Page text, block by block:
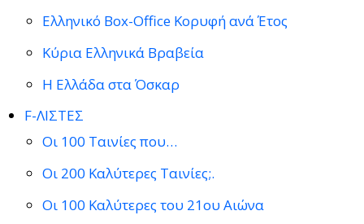
Ελληνικό Box-Office Κορυφή ανά Έτος
Κύρια Ελληνικά Βραβεία
Η Ελλάδα στα Όσκαρ
F-ΛΙΣΤΕΣ
Οι 100 Ταινίες που…
Οι 200 Καλύτερες Ταινίες;.
Οι 100 Καλύτερες του 21ου Αιώνα